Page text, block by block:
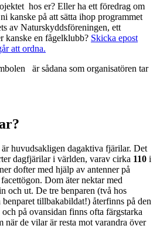
hos er? Eller ha ett föredrag om
kanske på att sätta ihop programmet
av Naturskyddsföreningen, ett
kanske en fågelklubb? Skicka epost
att ordna.
är sådana som organisatören tar
är huvudsakligen dagaktiva fjärilar. Det
dagfjärilar i världen, varav cirka 110 i
dofter med hjälp av antenner på
Dom äter nektar med
och ut. De tre benparen (två hos
tillbakabildat!) återfinns på den
på ovansidan finns ofta färgstarka
när de vilar är resta mot varandra över